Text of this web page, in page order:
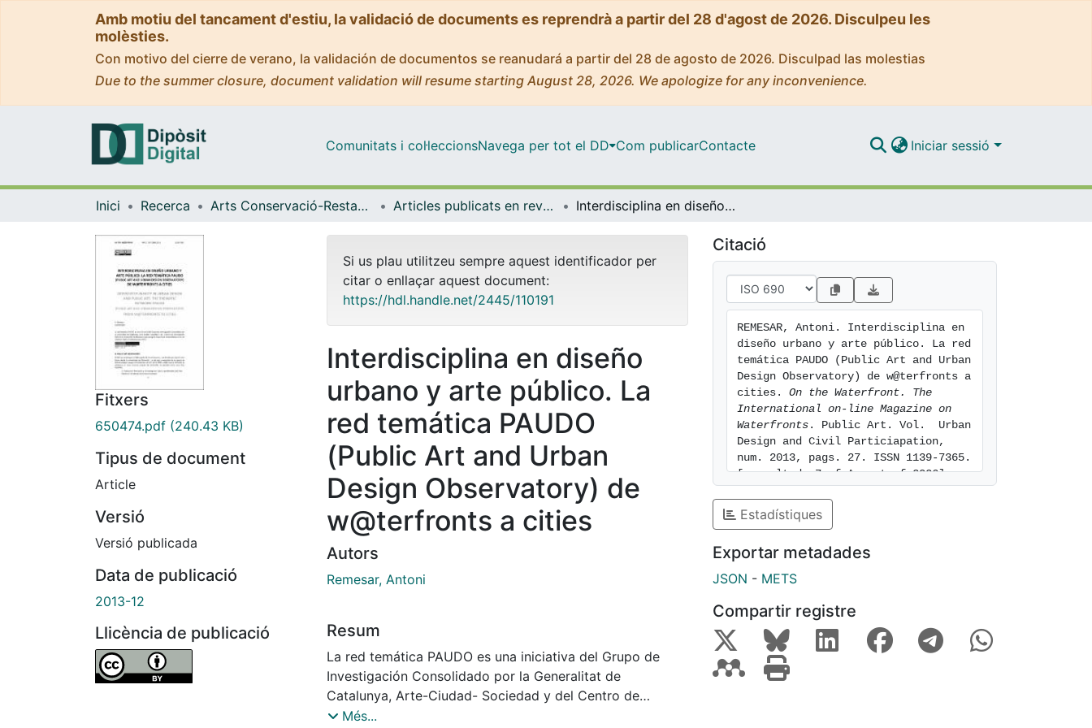
Amb motiu del tancament d'estiu, la validació de documents es reprendrà a partir del 28 d'agost de 2026. Disculpeu les
molèsties.
Con motivo del cierre de verano, la validación de documentos se reanudará a partir del 28 de agosto de 2026. Disculpad las molestias
Due to the summer closure, document validation will resume starting August 28, 2026. We apologize for any inconvenience.
Comunitats i col·leccionsNavega per tot el DD Com publicarContacte Iniciar sessió
Inici Recerca Arts Conservació-Restauració Articles publicats en revistes (Arts Conservació-Restauració) Interdisciplina en diseño urbano y arte público. La red temática PAUDO (Public Art and Urban Design Observatory) de w@terfronts a cities
Fitxers
650474.pdf (240.43 KB)
Tipus de document
Article
Versió
Versió publicada
Data de publicació
2013-12
Llicència de publicació
Si us plau utilitzeu sempre aquest identificador per
citar o enllaçar aquest document:
https://hdl.handle.net/2445/110191
Interdisciplina en diseño
urbano y arte público. La
red temática PAUDO
(Public Art and Urban
Design Observatory) de
w@terfronts a cities
Autors
Remesar, Antoni
Resum
La red temática PAUDO es una iniciativa del Grupo de
Investigación Consolidado por la Generalitat de
Catalunya, Arte-Ciudad- Sociedad y del Centro de
Investigación Polis de la Universitat de Barcelona que
Més...
Citació
REMESAR, Antoni. Interdisciplina en
diseño urbano y arte público. La red
temática PAUDO (Public Art and Urban
Design Observatory) de w@terfronts a
cities. On the Waterfront. The
International on-line Magazine on
Waterfronts . Public Art. Vol.  Urban
Design and Civil Particiapation,
num. 2013, pags. 27. ISSN 1139-7365.
[consulted: 7 of August of 2026].
https://hdl.handle.net/2445/110191
Estadístiques
Exportar metadades
JSON - METS
Compartir registre